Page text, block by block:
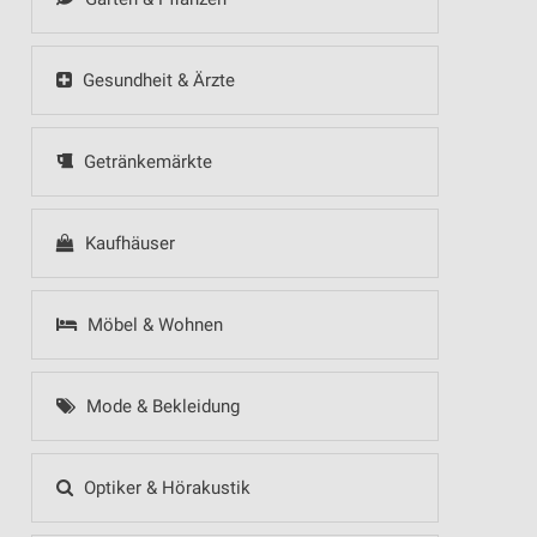
Gesundheit & Ärzte
Getränkemärkte
Kaufhäuser
Möbel & Wohnen
Mode & Bekleidung
Optiker & Hörakustik